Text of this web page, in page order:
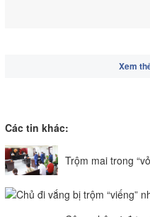
Xem
Các tin khác:
Trộm mai trong